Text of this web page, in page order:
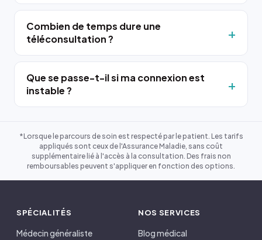
Combien de temps dure une
téléconsultation ?
Que se passe-t-il si ma connexion est
instable ?
*Lorsque le parcours de soin est respecté par le patient. Les tarifs
appliqués sont ceux de l'Assurance Maladie, sans coût
supplémentaire lié à l'accès à la consultation. Des frais non
remboursables peuvent s'appliquer en fonction des options.
SPÉCIALITÉS
Médecin généraliste
NOS SERVICES
Blog médical